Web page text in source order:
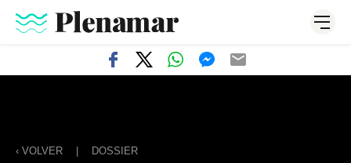
‹ VOLVER DOSSIER